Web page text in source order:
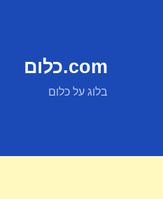
com.כלום
בלוג על כלום